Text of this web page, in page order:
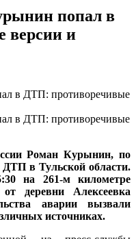
попал в
версии и
Роман Курынин, по
в Тульской области.
на 261-м километре
деревни Алексеевка
аварии вызвали
источниках.